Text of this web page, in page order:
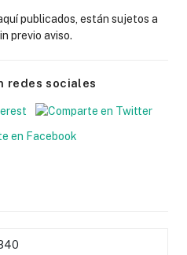
publicados, están sujetos a
previo aviso.
redes sociales